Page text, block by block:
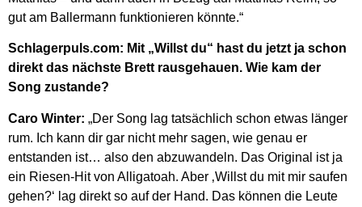
gut am Ballermann funktionieren könnte.“
Schlagerpuls.com: Mit „Willst du“ hast du jetzt ja schon
direkt das nächste Brett rausgehauen. Wie kam der
Song zustande?
Caro Winter: „Der Song lag tatsächlich schon etwas länger
rum. Ich kann dir gar nicht mehr sagen, wie genau er
entstanden ist… also den abzuwandeln. Das Original ist ja
ein Riesen-Hit von Alligatoah. Aber ‚Willst du mit mir saufen
gehen?‘ lag direkt so auf der Hand. Das können die Leute